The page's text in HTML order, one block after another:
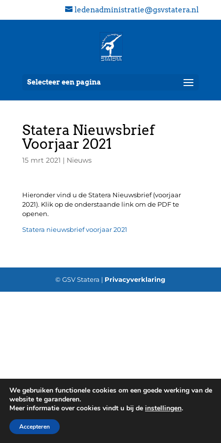
ledenadministratie@gsvstatera.nl
Selecteer een pagina
Statera Nieuwsbrief
Voorjaar 2021
15 mrt 2021 | Nieuws
Hieronder vind u de Statera Nieuwsbrief (voorjaar
2021). Klik op de onderstaande link om de PDF te
openen.
Statera nieuwsbrief voorjaar 2021
© GSV Statera | Privacyverklaring
We gebruiken functionele cookies om een goede werking van de
website te garanderen.
Meer informatie over cookies vindt u bij de instellingen.
Accepteren